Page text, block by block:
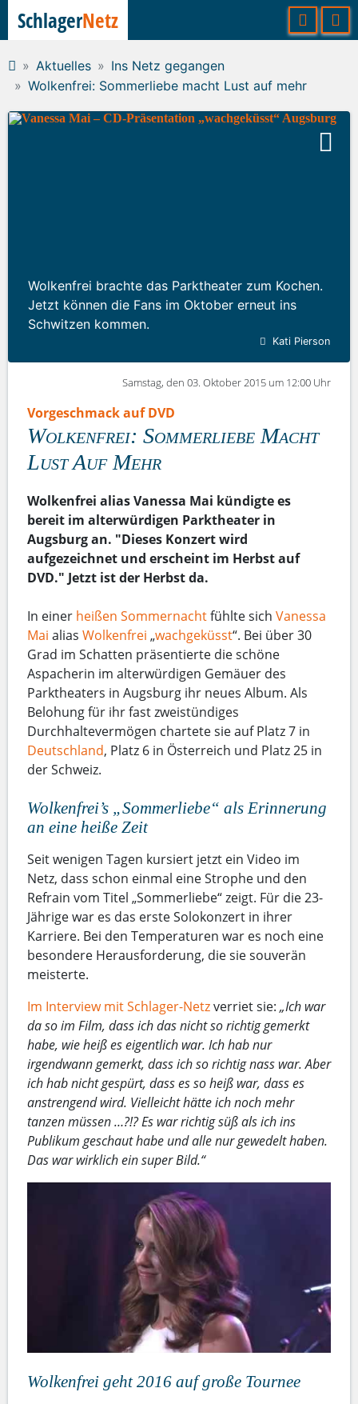
Aktuelles
Ins Netz gegangen
Wolkenfrei: Sommerliebe macht Lust auf mehr
Wolkenfrei brachte das Parktheater zum Kochen.
Jetzt können die Fans im Oktober erneut ins
Schwitzen kommen.
Kati Pierson
Samstag, den 03. Oktober 2015 um 12:00 Uhr
Vorgeschmack auf DVD
Wolkenfrei: Sommerliebe Macht
Lust Auf Mehr
Wolkenfrei alias Vanessa Mai kündigte es
bereit im alterwürdigen Parktheater in
Augsburg an. "Dieses Konzert wird
aufgezeichnet und erscheint im Herbst auf
DVD." Jetzt ist der Herbst da.
In einer heißen Sommernachtfühlte sich Vanessa
Mai alias Wolkenfrei „wachgeküsst“. Bei über 30
Grad im Schatten präsentierte die schöne
Aspacherin im alterwürdigen Gemäuer des
Parktheaters in Augsburg ihr neues Album. Als
Belohung für ihr fast zweistündiges
Durchhaltevermögen chartete sie auf Platz 7 in
Deutschland, Platz 6 in Österreich und Platz 25 in
der Schweiz.
Wolkenfrei’s „Sommerliebe“ als Erinnerung
an eine heiße Zeit
Seit wenigen Tagen kursiert jetzt ein Video im
Netz, dass schon einmal eine Strophe und den
Refrain vom Titel „Sommerliebe“ zeigt. Für die 23-
Jährige war es das erste Solokonzert in ihrer
Karriere. Bei den Temperaturen war es noch eine
besondere Herausforderung, die sie souverän
meisterte.
Im Interview mit Schlager-Netzverriet sie: „Ich war
da so im Film, dass ich das nicht so richtig gemerkt
habe, wie heiß es eigentlich war. Ich hab nur
irgendwann gemerkt, dass ich so richtig nass war. Aber
ich hab nicht gespürt, dass es so heiß war, dass es
anstrengend wird. Vielleicht hätte ich noch mehr
tanzen müssen …?!? Es war richtig süß als ich ins
Publikum geschaut habe und alle nur gewedelt haben.
Das war wirklich ein super Bild.“
Wolkenfrei geht 2016 auf große Tournee
SchlagerNetz